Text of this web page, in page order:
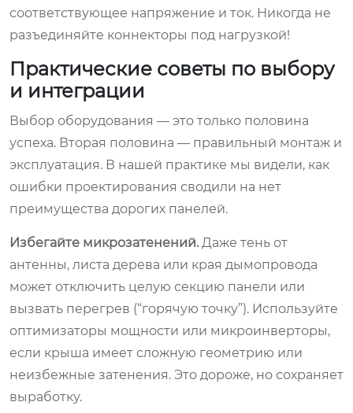
соответствующее напряжение и ток. Никогда не
разъединяйте коннекторы под нагрузкой!
Практические советы по выбору
и интеграции
Выбор оборудования — это только половина
успеха. Вторая половина — правильный монтаж и
эксплуатация. В нашей практике мы видели, как
ошибки проектирования сводили на нет
преимущества дорогих панелей.
Избегайте микрозатенений. Даже тень от
антенны, листа дерева или края дымопровода
может отключить целую секцию панели или
вызвать перегрев (“горячую точку”). Используйте
оптимизаторы мощности или микроинверторы,
если крыша имеет сложную геометрию или
неизбежные затенения. Это дороже, но сохраняет
выработку.